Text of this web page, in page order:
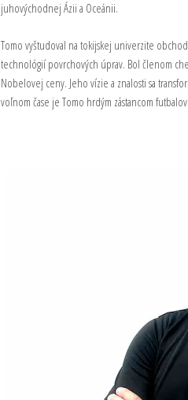
juhovýchodnej Ázii a Oceánii.
Tomo vyštudoval na tokijskej univerzite
technológií povrchových úprav. Bol členom
Nobelovej ceny. Jeho vízie a znalosti sa
voľnom čase je Tomo hrdým zástancom